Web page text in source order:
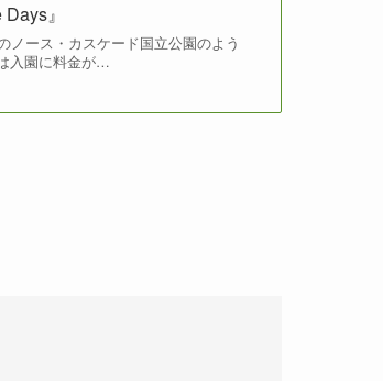
』
ノース・カスケード国立公園のよう
入園に料金が…